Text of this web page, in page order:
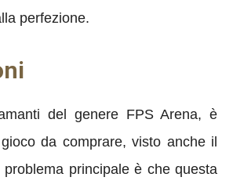
perfezione.
del genere FPS Arena, è
da comprare, visto anche il
principale è che questa